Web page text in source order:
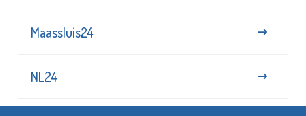
Maassluis24
NL24